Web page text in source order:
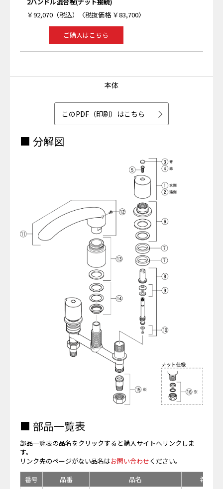
￥92,070（税込）〈税抜価格 ￥83,700〉
ご購入はこちら
本体
このPDF（印刷）はこちら
■ 分解図
■ 部品一覧表
部品一覧表の品名をクリックすると購入サイトへリンクしま
す。
リンク先のページがない品名はお問い合わせください。
番号
品番 品名 希望小